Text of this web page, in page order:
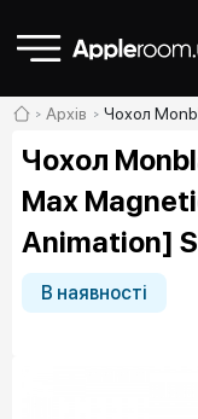
Архів Чохол
Чохол
Max
Animation]
В наявності